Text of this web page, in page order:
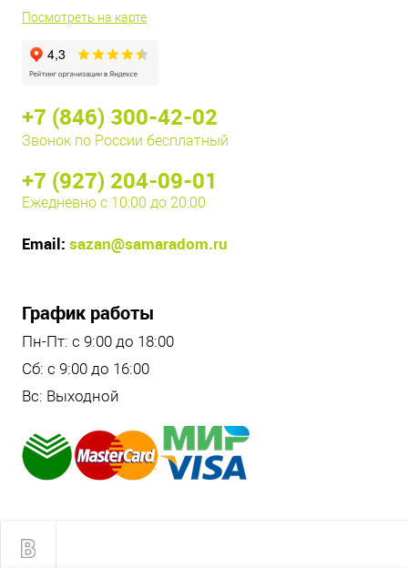
Посмотреть на карте
+7 (846) 300-42-02
Звонок по России бесплатный
+7 (927) 204-09-01
Ежедневно с 10:00 до 20:00
Email: sazan@samaradom.ru
График работы
Пн-Пт: с 9:00 до 18:00
Сб: с 9:00 до 16:00
Вс: Выходной